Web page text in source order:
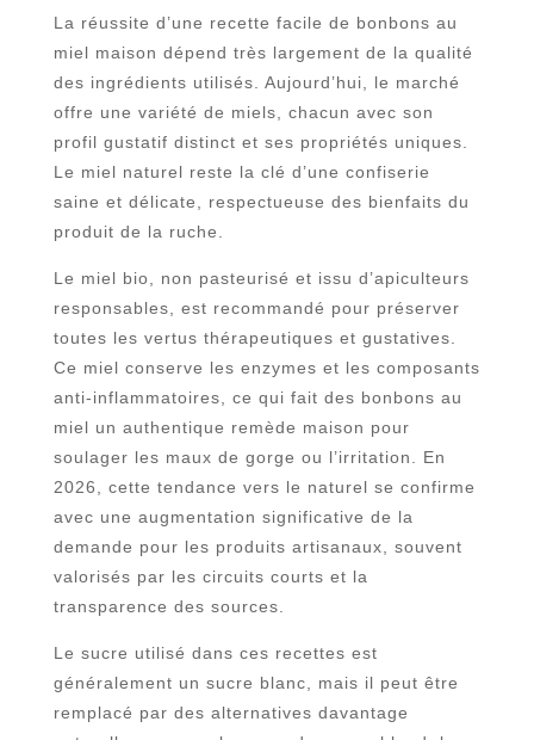
La réussite d’une recette facile de bonbons au
miel maison dépend très largement de la qualité
des ingrédients utilisés. Aujourd’hui, le marché
offre une variété de miels, chacun avec son
profil gustatif distinct et ses propriétés uniques.
Le miel naturel reste la clé d’une confiserie
saine et délicate, respectueuse des bienfaits du
produit de la ruche.
Le miel bio, non pasteurisé et issu d’apiculteurs
responsables, est recommandé pour préserver
toutes les vertus thérapeutiques et gustatives.
Ce miel conserve les enzymes et les composants
anti-inflammatoires, ce qui fait des bonbons au
miel un authentique remède maison pour
soulager les maux de gorge ou l’irritation. En
2026, cette tendance vers le naturel se confirme
avec une augmentation significative de la
demande pour les produits artisanaux, souvent
valorisés par les circuits courts et la
transparence des sources.
Le sucre utilisé dans ces recettes est
généralement un sucre blanc, mais il peut être
remplacé par des alternatives davantage